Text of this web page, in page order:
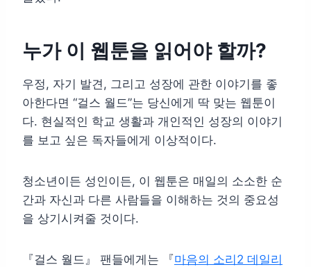
누가 이 웹툰을 읽어야 할까?
우정, 자기 발견, 그리고 성장에 관한 이야기를 좋
아한다면 “걸스 월드”는 당신에게 딱 맞는 웹툰이
다. 현실적인 학교 생활과 개인적인 성장의 이야기
를 보고 싶은 독자들에게 이상적이다.
청소년이든 성인이든, 이 웹툰은 매일의 소소한 순
간과 자신과 다른 사람들을 이해하는 것의 중요성
을 상기시켜줄 것이다.
『걸스 월드』 팬들에게는 『마음의 소리2 데일리